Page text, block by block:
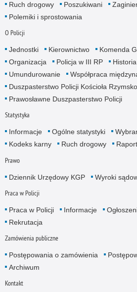
Ruch drogowy
Poszukiwani
Polemiki i sprostowania
O Policji
Jednostki Kierownictwo
Komenda
Organizacja
Policja w III RP Historia
Umundurowanie
Współpraca
Duszpasterstwo Policji Kościoła
Prawosławne Duszpasterstwo Policji
Statystyka
Informacje Ogólne statystyki
Kodeks karny
Ruch drogowy
Prawo
Dziennik Urzędowy KGP Wyroki
Praca w Policji
Praca w Policji Informacje
Rekrutacja
Zamówienia publiczne
Postępowania o zamówienia
Archiwum
Kontakt